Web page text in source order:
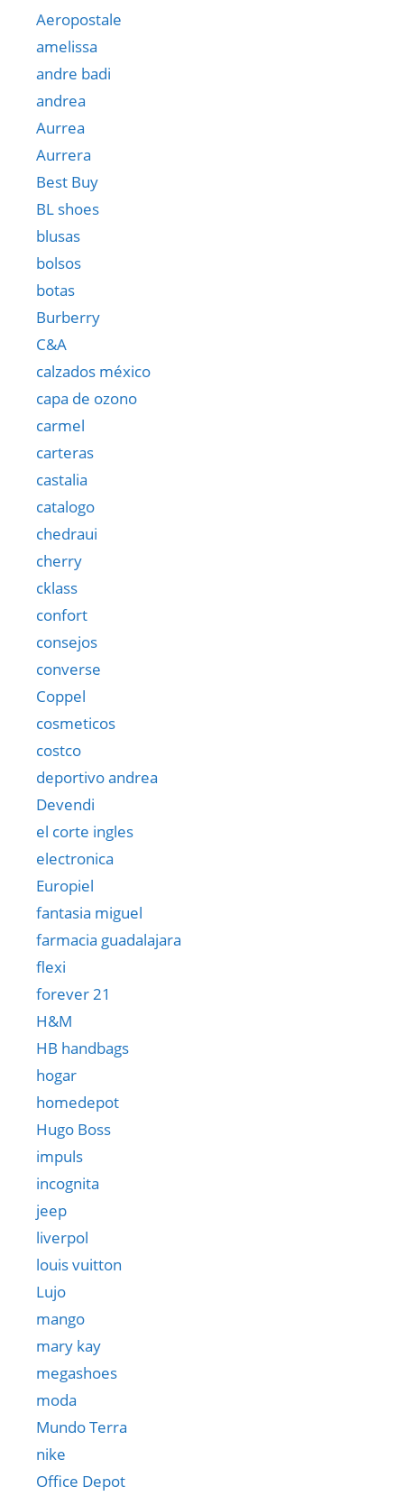
Aeropostale
amelissa
andre badi
andrea
Aurrea
Aurrera
Best Buy
BL shoes
blusas
bolsos
botas
Burberry
C&A
calzados méxico
capa de ozono
carmel
carteras
castalia
catalogo
chedraui
cherry
cklass
confort
consejos
converse
Coppel
cosmeticos
costco
deportivo andrea
Devendi
el corte ingles
electronica
Europiel
fantasia miguel
farmacia guadalajara
flexi
forever 21
H&M
HB handbags
hogar
homedepot
Hugo Boss
impuls
incognita
jeep
liverpol
louis vuitton
Lujo
mango
mary kay
megashoes
moda
Mundo Terra
nike
Office Depot